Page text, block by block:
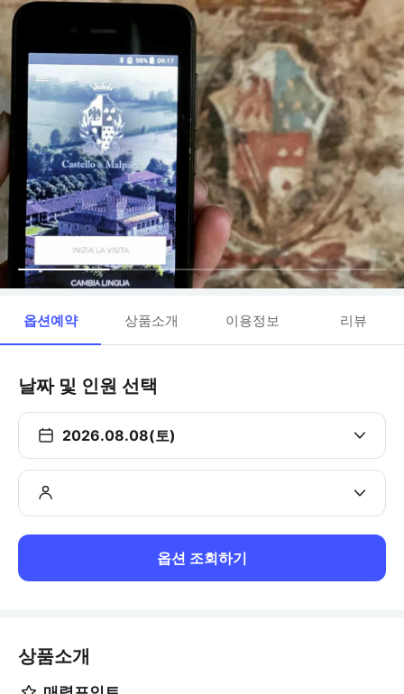
옵션예약 상품소개 이용정보 리뷰
날짜 및 인원 선택
2026.08.08(토)
옵션 조회하기
상품소개